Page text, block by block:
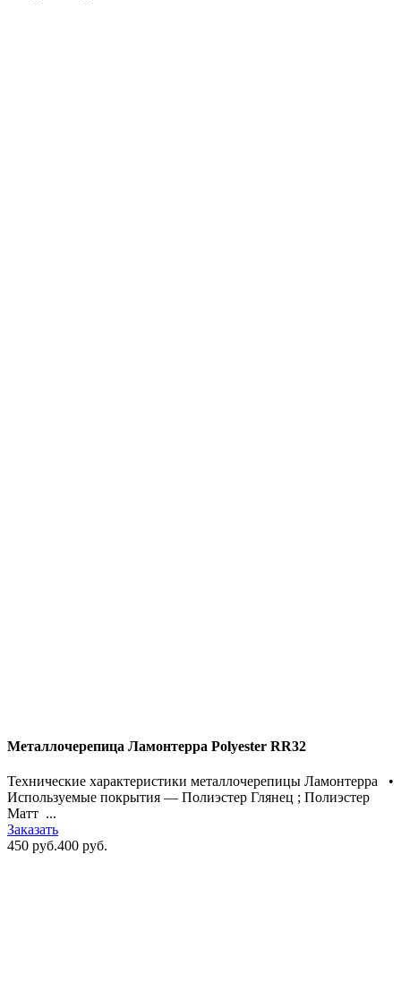
Металлочерепица Ламонтерра Polyester RR32
Технические характеристики металлочерепицы Ламонтерра •
Используемые покрытия — Полиэстер Глянец ; Полиэстер
Матт ...
Заказать
450 руб.400 руб.